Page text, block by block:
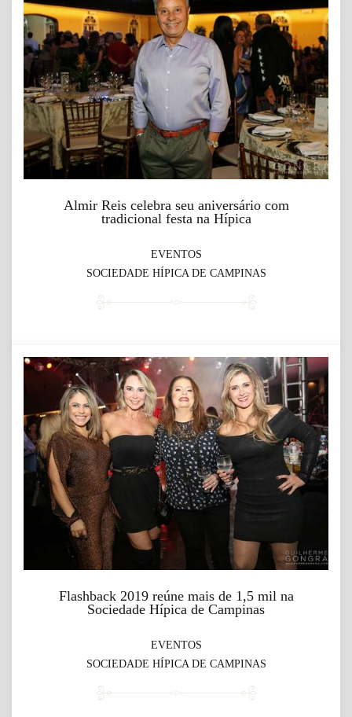
Almir Reis celebra seu aniversário com
tradicional festa na Hípica
EVENTOS
SOCIEDADE HÍPICA DE CAMPINAS
Flashback 2019 reúne mais de 1,5 mil na
Sociedade Hípica de Campinas
EVENTOS
SOCIEDADE HÍPICA DE CAMPINAS